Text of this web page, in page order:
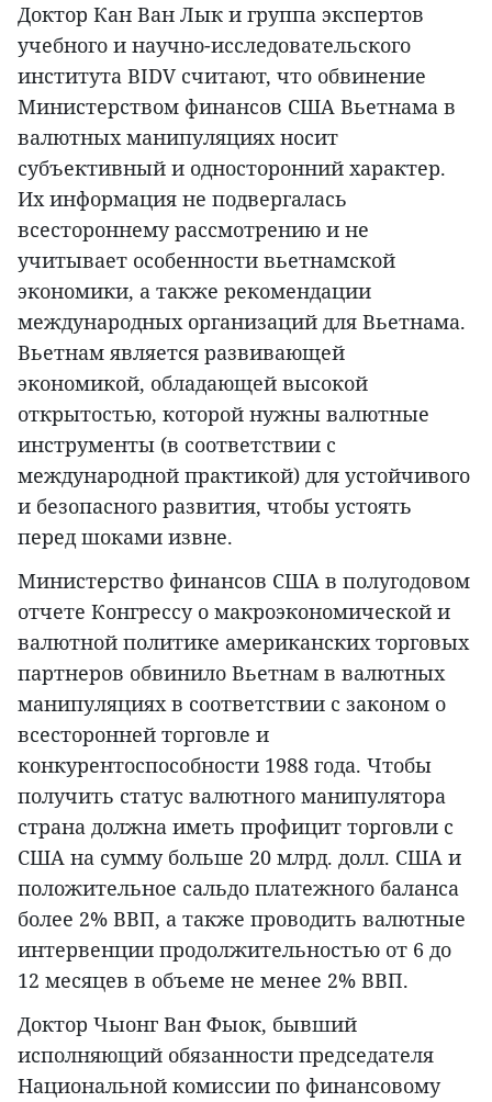
Доктор Кан Ван Лык и группа экспертов
учебного и научно-исследовательского
института BIDV считают, что обвинение
Министерством финансов США Вьетнама в
валютных манипуляциях носит
субъективный и односторонний характер.
Их информация не подвергалась
всестороннему рассмотрению и не
учитывает особенности вьетнамской
экономики, а также рекомендации
международных организаций для Вьетнама.
Вьетнам является развивающей
экономикой, обладающей высокой
открытостью, которой нужны валютные
инструменты (в соответствии с
международной практикой) для устойчивого
и безопасного развития, чтобы устоять
перед шоками извне.
Министерство финансов США в полугодовом
отчете Конгрессу о макроэкономической и
валютной политике американских торговых
партнеров обвинило Вьетнам в валютных
манипуляциях в соответствии с законом о
всесторонней торговле и
конкурентоспособности 1988 года. Чтобы
получить статус валютного манипулятора
страна должна иметь профицит торговли с
США на сумму больше 20 млрд. долл. США и
положительное сальдо платежного баланса
более 2% ВВП, а также проводить валютные
интервенции продолжительностью от 6 до
12 месяцев в объеме не менее 2% ВВП.
Доктор Чыонг Ван Фыок, бывший
исполняющий обязанности председателя
Национальной комиссии по финансовому